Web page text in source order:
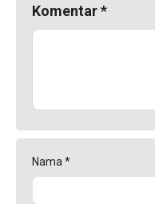
Komentar*
Nama*